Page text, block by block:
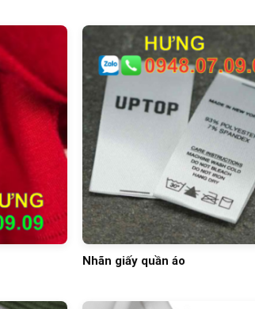
Nhãn giấy quần áo